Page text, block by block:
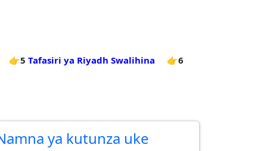
👉5 Tafasiri ya Riyadh Swalihina
👉6
ya kutunza uke